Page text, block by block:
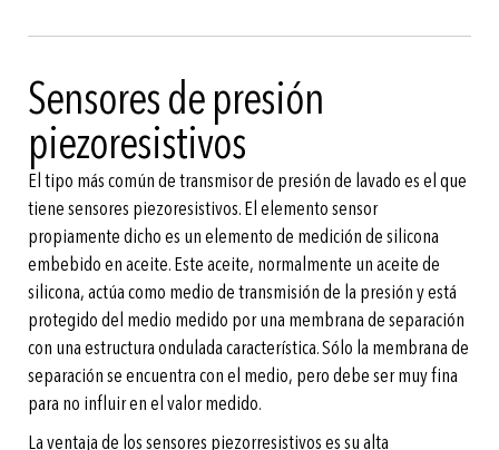
Sensores de presión
piezoresistivos
El tipo más común de transmisor de presión de lavado es el que
tiene sensores piezoresistivos. El elemento sensor
propiamente dicho es un elemento de medición de silicona
embebido en aceite. Este aceite, normalmente un aceite de
silicona, actúa como medio de transmisión de la presión y está
protegido del medio medido por una membrana de separación
con una estructura ondulada característica. Sólo la membrana de
separación se encuentra con el medio, pero debe ser muy fina
para no influir en el valor medido.
La ventaja de los sensores piezorresistivos es su alta